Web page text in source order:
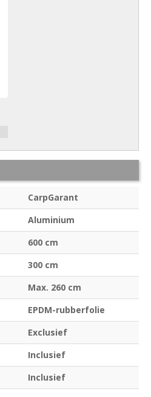
CarpGarant
Aluminium
600 cm
300 cm
Max. 260 cm
EPDM-rubberfolie
Exclusief
Inclusief
Inclusief